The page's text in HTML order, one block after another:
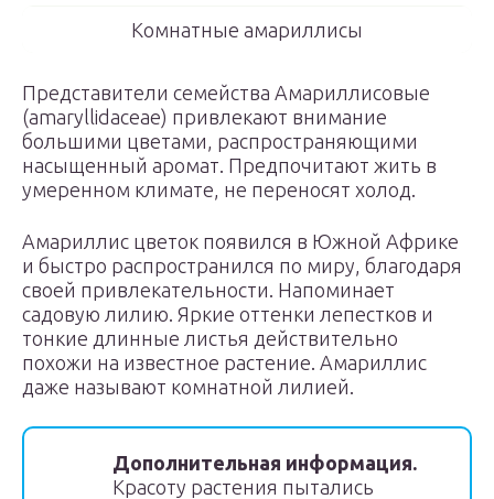
Комнатные амариллисы
Представители семейства Амариллисовые
(amaryllidaceae) привлекают внимание
большими цветами, распространяющими
насыщенный аромат. Предпочитают жить в
умеренном климате, не переносят холод.
Амариллис цветок появился в Южной Африке
и быстро распространился по миру, благодаря
своей привлекательности. Напоминает
садовую лилию. Яркие оттенки лепестков и
тонкие длинные листья действительно
похожи на известное растение. Амариллис
даже называют комнатной лилией.
Дополнительная информация.
Красоту растения пытались